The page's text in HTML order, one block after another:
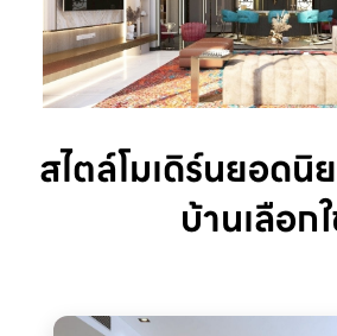
สไตล์โมเดิร์นยอดนิ
บ้านเลือก